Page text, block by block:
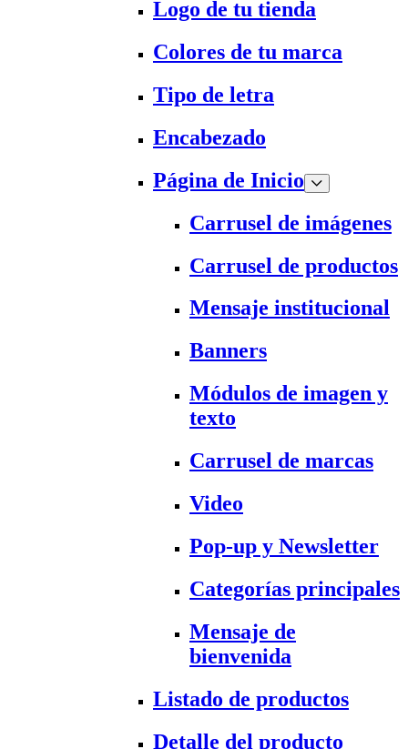
Logo de tu tienda
Colores de tu marca
Tipo de letra
Encabezado
Página de Inicio
Carrusel de imágenes
Carrusel de productos
Mensaje institucional
Banners
Módulos de imagen y
texto
Carrusel de marcas
Video
Pop-up y Newsletter
Categorías principales
Mensaje de
bienvenida
Listado de productos
Detalle del producto